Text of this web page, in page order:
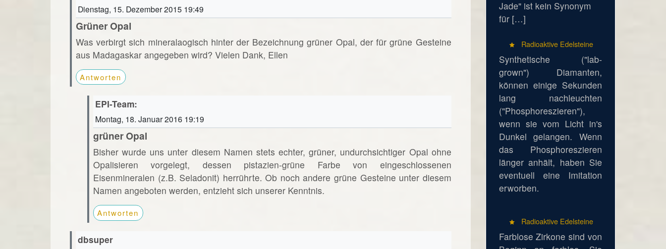
Dienstag, 15. Dezember 2015 19:49
Grüner Opal
Was verbirgt sich mineralaogisch hinter der Bezeichnung grüner Opal, der für grüne Gesteine
aus Madagaskar angegeben wird? Vielen Dank, Ellen
Antworten
EPI-Team:
Montag, 18. Januar 2016 19:19
grüner Opal
Bisher wurde uns unter diesem Namen stets echter, grüner, undurchsichtiger Opal ohne
Opalisieren vorgelegt, dessen pistazien-grüne Farbe von eingeschlossenen
Eisenmineralen (z.B. Seladonit) herrührte. Ob noch andere grüne Gesteine unter diesem
Namen angeboten werden, entzieht sich unserer Kenntnis.
Antworten
dbsuper
Jade" ist kein Synonym
für […]
Radioaktive Edelsteine
Synthetische ("lab-
grown") Diamanten,
können einige Sekunden
lang nachleuchten
("Phosphoreszieren"),
wenn sie vom Licht in's
Dunkel gelangen. Wenn
das Phosphoreszieren
länger anhält, haben Sie
eventuell eine Imitation
erworben.
Radioaktive Edelsteine
Farblose Zirkone sind von